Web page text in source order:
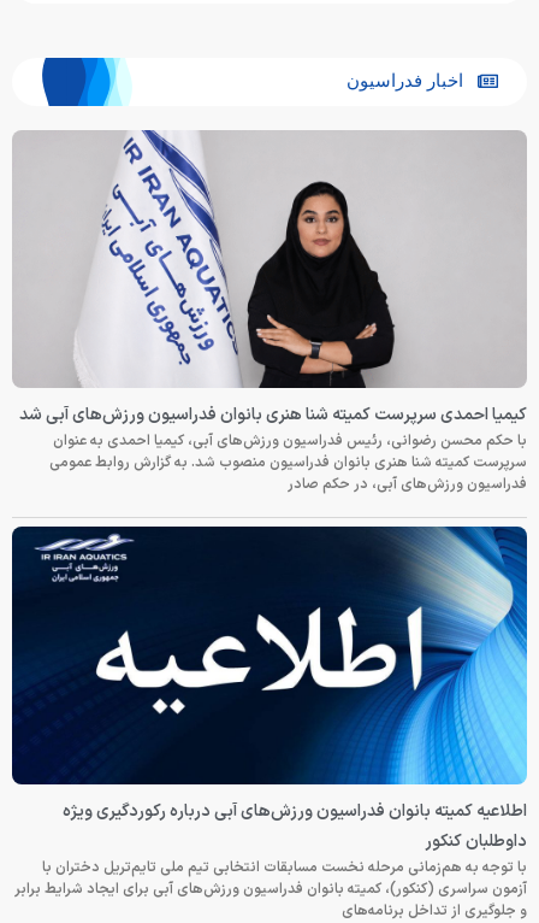
اخبار فدراسیون
کیمیا احمدی سرپرست کمیته شنا هنری بانوان فدراسیون ورزش‌های آبی شد
با حکم محسن رضوانی، رئیس فدراسیون ورزش‌های آبی، کیمیا احمدی به عنوان
سرپرست کمیته شنا هنری بانوان فدراسیون منصوب شد. به گزارش روابط عمومی
فدراسیون ورزش‌های آبی، در حکم صادر
اطلاعیه کمیته بانوان فدراسیون ورزش‌های آبی درباره رکوردگیری ویژه
داوطلبان کنکور
با توجه به هم‌زمانی مرحله نخست مسابقات انتخابی تیم ملی تایم‌تریل دختران با
آزمون سراسری (کنکور)، کمیته بانوان فدراسیون ورزش‌های آبی برای ایجاد شرایط برابر
و جلوگیری از تداخل برنامه‌های